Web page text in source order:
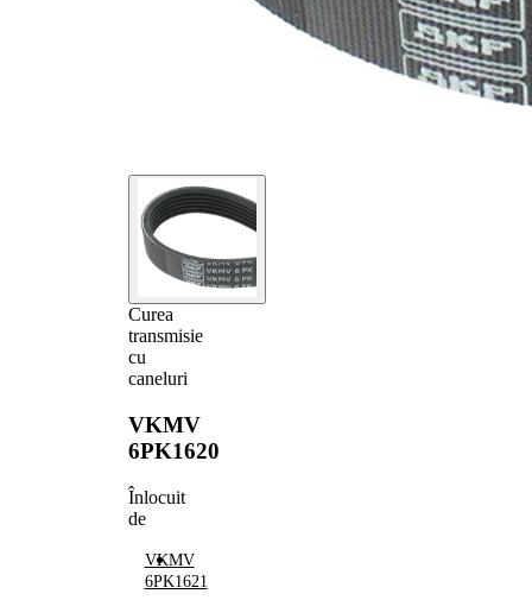
Curea
transmisie
cu
caneluri
VKMV
6PK1620
Înlocuit
de
VKMV
6PK1621